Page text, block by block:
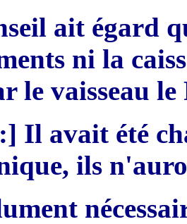
ait égard
ni la
le vaisseau
Il avait été
ils